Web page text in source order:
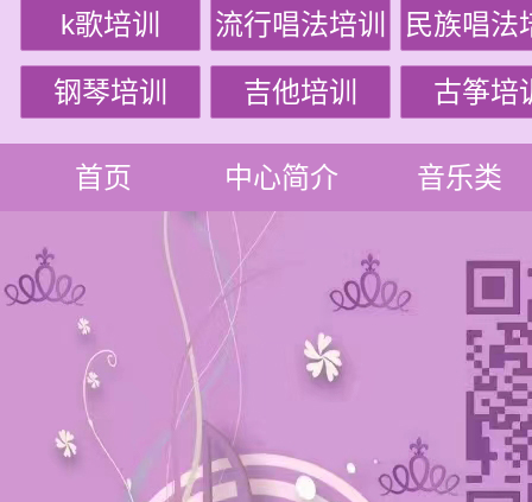
k歌培训 流行唱法培训 民族唱法
钢琴培训 吉他培训 古筝培
首页 中心简介 音乐类